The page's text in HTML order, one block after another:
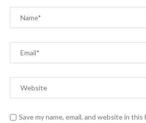
Save my name, email, and website in